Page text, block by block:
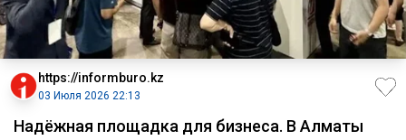
https://informburo.kz
03 Июля 2026 22:13
Надёжная площадка для бизнеса. В Алматы